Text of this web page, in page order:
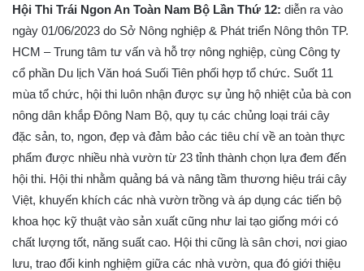
Hội Thi Trái Ngon An Toàn Nam Bộ Lần Thứ 12: diễn ra vào
ngày 01/06/2023 do Sở Nông nghiệp & Phát triển Nông thôn TP.
HCM – Trung tâm tư vấn và hỗ trợ nông nghiệp, cùng Công ty
cổ phần Du lịch Văn hoá Suối Tiên phối hợp tổ chức. Suốt 11
mùa tổ chức, hội thi luôn nhận được sự ủng hộ nhiệt của bà con
nông dân khắp Đông Nam Bộ, quy tụ các chủng loại trái cây
đặc sản, to, ngon, đẹp và đảm bảo các tiêu chí về an toàn thực
phẩm được nhiều nhà vườn từ 23 tỉnh thành chọn lựa đem đến
hội thi. Hội thi nhằm quảng bá và nâng tầm thương hiệu trái cây
Việt, khuyến khích các nhà vườn trồng và áp dụng các tiến bộ
khoa học kỹ thuật vào sản xuất cũng như lai tạo giống mới có
chất lượng tốt, năng suất cao. Hội thi cũng là sân chơi, nơi giao
lưu, trao đổi kinh nghiệm giữa các nhà vườn, qua đó giới thiệu